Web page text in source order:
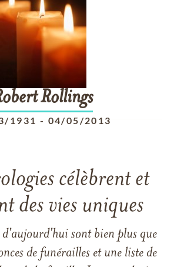
Rollings
1931 - 04/05/2013
célèbrent et
des vies uniques
d'aujourd'hui sont bien plus que
de funérailles et une liste de